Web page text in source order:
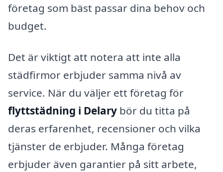
företag som bäst passar dina behov och
budget.
Det är viktigt att notera att inte alla
städfirmor erbjuder samma nivå av
service. När du väljer ett företag för
flyttstädning i Delary bör du titta på
deras erfarenhet, recensioner och vilka
tjänster de erbjuder. Många företag
erbjuder även garantier på sitt arbete,